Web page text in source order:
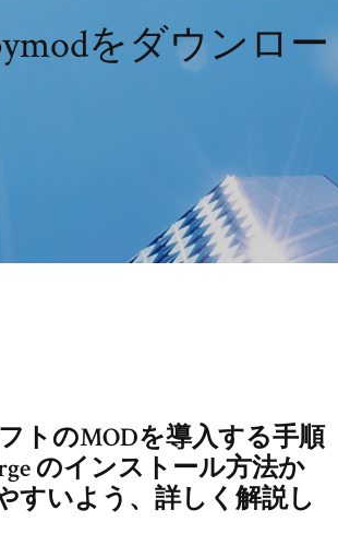
をダウンロ
フトのMODを導入する手順
のインストール方法か
すいよう、詳しく解説し